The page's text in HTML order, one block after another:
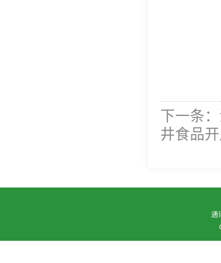
下一条：
井食品
通